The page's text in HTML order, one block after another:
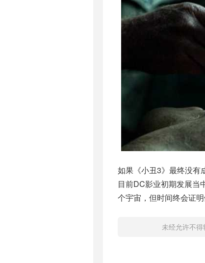
如果《小丑3》最终没有
目前DC影业初期发展当
个宇宙，但时间终会证
未经允许不得